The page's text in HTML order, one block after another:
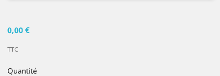
0,00 €
TTC
Quantité